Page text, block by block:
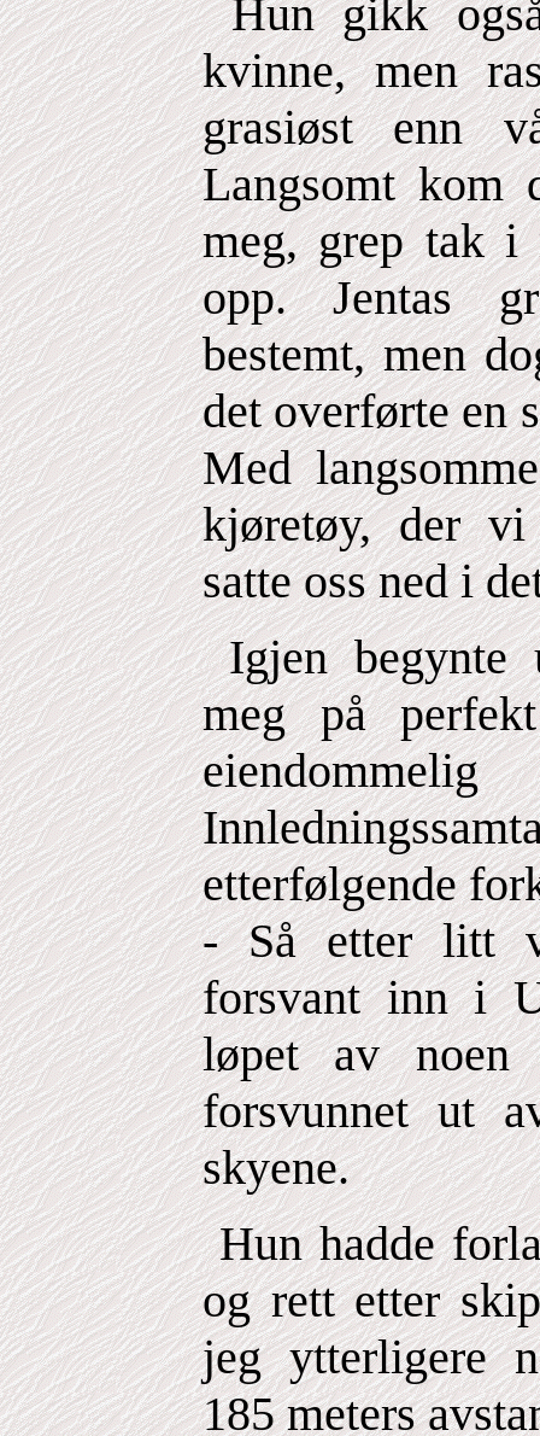
Hun gikk
kvinne, men
grasiøst enn
Langsomt kom
meg, grep tak i
opp. Jentas
bestemt, men
det overførte en
Med
kjøretøy, der vi
satte oss ned i
Igjen begynte
meg på
etterfølgende
- Så etter litt
forsvant inn i
løpet av noen
forsvunnet ut
skyene.
Hun hadde
og rett etter
jeg ytterligere
185 meters